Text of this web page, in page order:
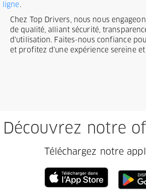
ligne.
Chez Top Drivers, nous nous
de qualité, alliant sécurité,
d'utilisation. Faites-nous confiance
et profitez d'une expérience sereine et
Découvrez notre
Téléchargez notre